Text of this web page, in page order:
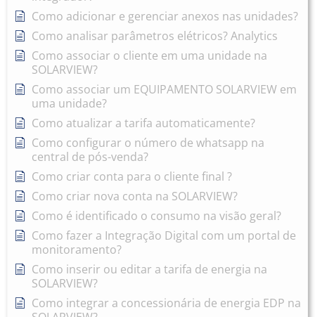
Como adicionar e gerenciar anexos nas unidades?
Como analisar parâmetros elétricos? Analytics
Como associar o cliente em uma unidade na
SOLARVIEW?
Como associar um EQUIPAMENTO SOLARVIEW em
uma unidade?
Como atualizar a tarifa automaticamente?
Como configurar o número de whatsapp na
central de pós-venda?
Como criar conta para o cliente final ?
Como criar nova conta na SOLARVIEW?
Como é identificado o consumo na visão geral?
Como fazer a Integração Digital com um portal de
monitoramento?
Como inserir ou editar a tarifa de energia na
SOLARVIEW?
Como integrar a concessionária de energia EDP na